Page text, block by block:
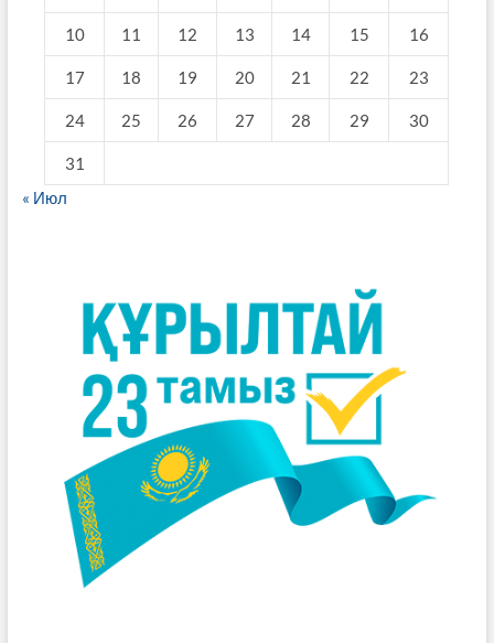
10 11 12 13 14 15 16
17 18 19 20 21 22 23
24 25 26 27 28 29 30
31
« Июл